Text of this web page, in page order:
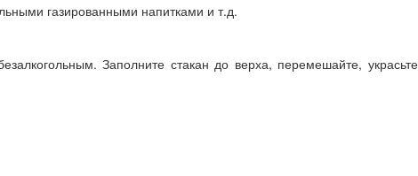
газированными напитками и т.д.
Заполните стакан до верха, перемешайте, украсьте